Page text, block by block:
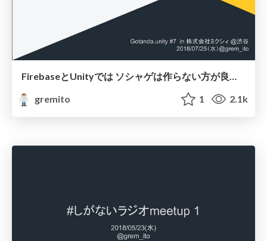
FirebaseとUnityでは ソシャゲは作らない方が良い話
gremito
1 2.1k